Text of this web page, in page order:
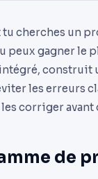
cherches un
peux gagner le
construit
les erreurs
corriger
de